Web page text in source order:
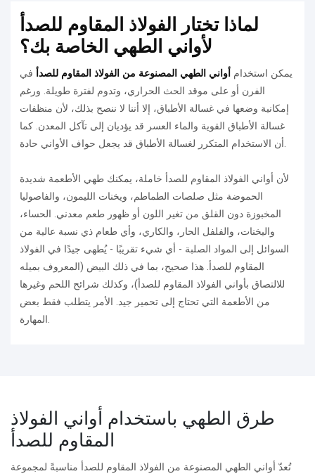
لماذا تختار الفولاذ المقاوم للصدأ
لأواني الطهي الخاصة بك؟
يمكن استخدام أواني الطهي المصنوعة من الفولاذ المقاوم للصدأفي
الفرن أو على موقد الحث الحراري، وتدوم لفترة طويلة. ورغم
إمكانية وضعها في غسالة الأطباق، إلا أننا لا ننصح بذلك، لأن منظفات
غسالة الأطباق القوية والماء العسر قد يؤديان إلى تآكل المعدن. كما
أن الاستخدام المتكرر لغسالة الأطباق قد يجعل حواف الأواني حادة.
لأن أواني الفولاذ المقاوم للصدأ خاملة، يمكنك طهي الأطعمة شديدة
الحموضة مثل صلصات الطماطم، ويخنات الليمون، والفاصوليا
المخبوزة دون القلق من تغير اللون أو ظهور طعم معدني. الحساء،
واليخنات، والفلفل الحار، والكاري، وأي طعام ذي نسبة عالية من
السوائل إلى المواد الصلبة - أي شيء تقريبًا - يُطهى جيدًا في الفولاذ
المقاوم للصدأ. هذا صحيح، بما في ذلك البيض (المعروف بميله
للالتصاق بأواني الفولاذ المقاوم للصدأ)، وكذلك شرائح اللحم وغيرها
من الأطعمة التي تحتاج إلى تحمير جيد. الأمر يتطلب فقط بعض
المهارة.
طرق الطهي باستخدام أواني الفولاذ
المقاوم للصدأ
تُعدّ أواني الطهي المصنوعة من الفولاذ المقاوم للصدأ مناسبةً لمجموعة